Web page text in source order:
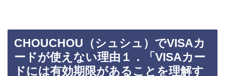
CHOUCHOU（シュシュ）でVISAカ
ードが使えない理由１．「VISAカー
ドには有効期限があることを理解す